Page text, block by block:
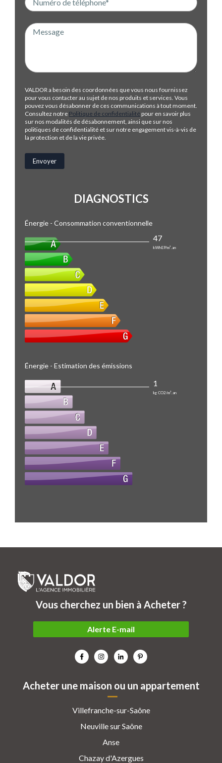
VALDOR a besoin des coordonnées que vous nous fournissez
pour vous contacter au sujet de nos produits et services. Vous
pouvez vous désabonner de ces communications à tout moment.
Consultez notre Politique de confidentialité pour en savoir plus
sur nos modalités de désabonnement, ainsi que sur nos
politiques de confidentialité et sur notre engagement vis-à-vis de
la protection et de la vie privée.
DIAGNOSTICS
Énergie - Consommation conventionnelle
47
kWhEP/m².an
Énergie - Estimation des émissions
1
kg CO2/m².an
Acheter une maison ou un appartement
Villefranche-sur-Saône
Neuville sur Saône
Anse
Chazay d'Azergues
Vous cherchez un bien à Acheter ?
Alerte E-mail